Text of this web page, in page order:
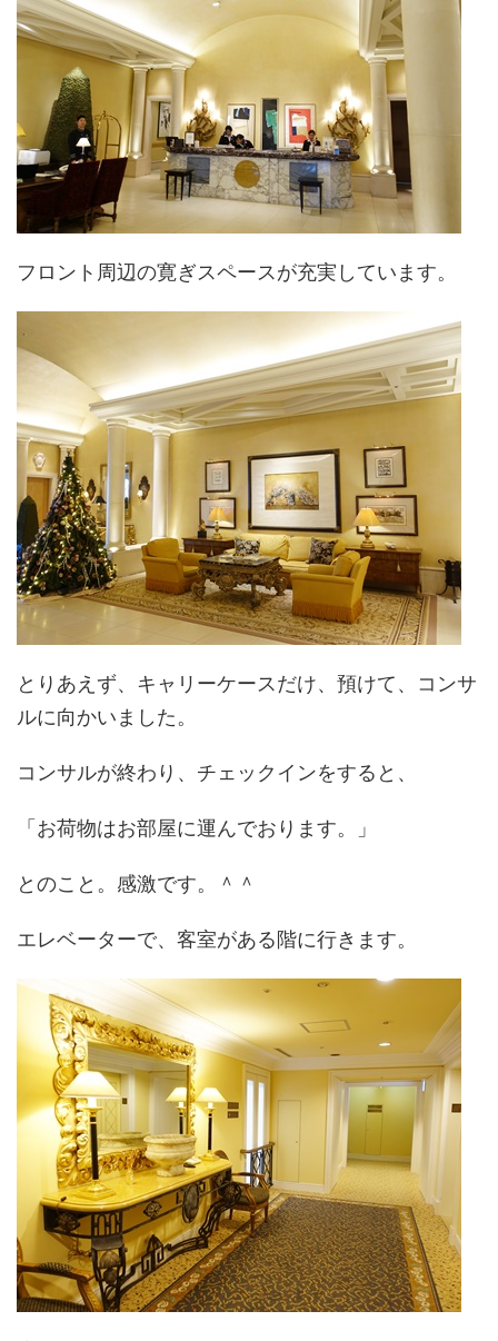
フロント周辺の寛ぎスペースが充実しています。
とりあえず、キャリーケースだけ、預けて、コンサ
ルに向かいました。
コンサルが終わり、チェックインをすると、
「お荷物はお部屋に運んでおります。」
とのこと。感激です。＾＾
エレベーターで、客室がある階に行きます。